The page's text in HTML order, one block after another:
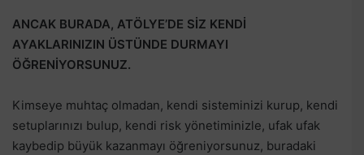
ANCAK BURADA, ATÖLYE’DE SİZ KENDİ
AYAKLARINIZIN ÜSTÜNDE DURMAYI
ÖĞRENİYORSUNUZ.
Kimseye muhtaç olmadan, kendi sisteminizi kurup, kendi
setuplarınızı bulup, kendi risk yönetiminizle, ufak ufak
kaybedip büyük kazanmayı öğreniyorsunuz, buradaki